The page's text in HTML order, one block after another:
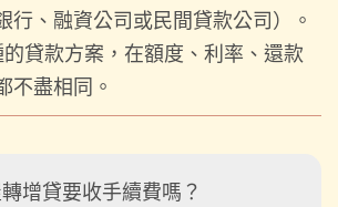
行、融資公司或民間貸款公司）。
貸款方案，在額度、利率、還款
不盡相同。
增貸要收手續費嗎？